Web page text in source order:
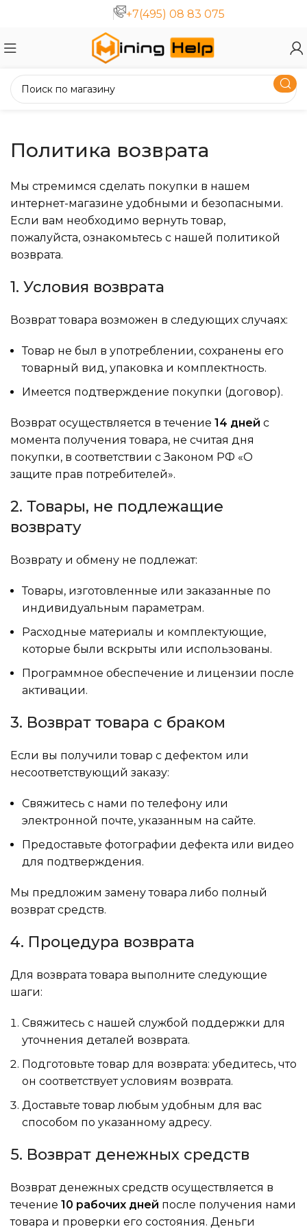
+7(495) 08 83 075
Политика возврата
Мы стремимся сделать покупки в нашем
интернет-магазине удобными и безопасными.
Если вам необходимо вернуть товар,
пожалуйста, ознакомьтесь с нашей политикой
возврата.
1. Условия возврата
Возврат товара возможен в следующих случаях:
Товар не был в употреблении, сохранены его
товарный вид, упаковка и комплектность.
Имеется подтверждение покупки (договор).
Возврат осуществляется в течение 14 дней с
момента получения товара, не считая дня
покупки, в соответствии с Законом РФ «О
защите прав потребителей».
2. Товары, не подлежащие
возврату
Возврату и обмену не подлежат:
Товары, изготовленные или заказанные по
индивидуальным параметрам.
Расходные материалы и комплектующие,
которые были вскрыты или использованы.
Программное обеспечение и лицензии после
активации.
3. Возврат товара с браком
Если вы получили товар с дефектом или
несоответствующий заказу:
Свяжитесь с нами по телефону или
электронной почте, указанным на сайте.
Предоставьте фотографии дефекта или видео
для подтверждения.
Мы предложим замену товара либо полный
возврат средств.
4. Процедура возврата
Для возврата товара выполните следующие
шаги:
Свяжитесь с нашей службой поддержки для
уточнения деталей возврата.
Подготовьте товар для возврата: убедитесь, что
он соответствует условиям возврата.
Доставьте товар любым удобным для вас
способом по указанному адресу.
5. Возврат денежных средств
Возврат денежных средств осуществляется в
течение 10 рабочих дней после получения нами
товара и проверки его состояния. Деньги